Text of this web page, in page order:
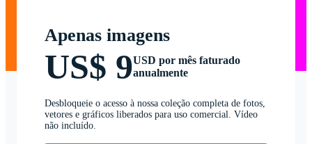
Apenas imagens
US$ 9USD por mês faturado
anualmente
Desbloqueie o acesso à nossa coleção completa de fotos,
vetores e gráficos liberados para uso comercial. Vídeo
não incluído.